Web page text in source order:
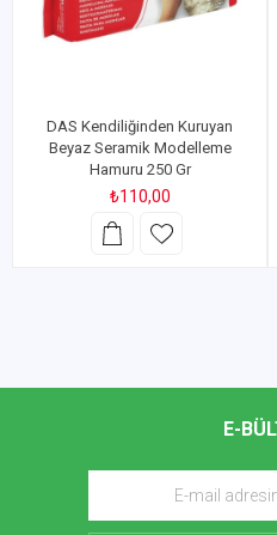
DAS Kendiliğinden Kuruyan
Beyaz Seramik Modelleme
Hamuru 250 Gr
₺110,00
E-